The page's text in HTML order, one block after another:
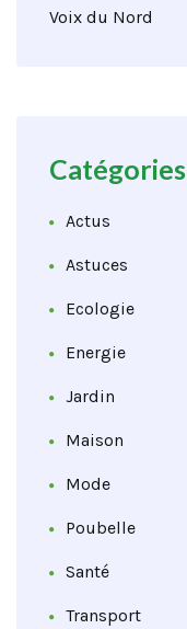
Voix du Nord
Catégories
Actus
Astuces
Ecologie
Energie
Jardin
Maison
Mode
Poubelle
Santé
Transport